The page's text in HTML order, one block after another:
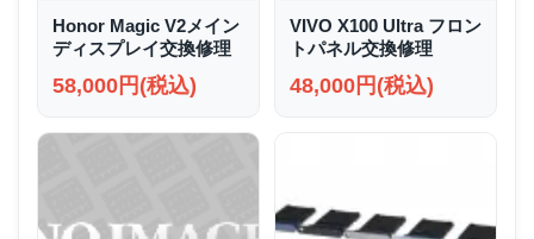
Honor Magic V2メイン
ディスプレイ交換修理
58,000円(税込)
VIVO X100 Ultra フロン
トパネル交換修理
48,000円(税込)